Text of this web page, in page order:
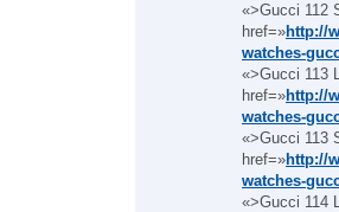
«>Gucci 112
href=»http://
watches-
«>Gucci 113
href=»http://
watches-
«>Gucci 113
href=»http://
watches-
«>Gucci 114